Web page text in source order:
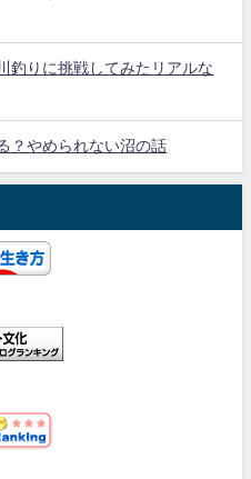
釣りに挑戦してみたリアルな
？やめられない沼の話